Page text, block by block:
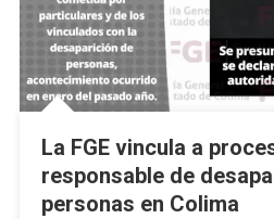
La FGE vincula a
responsable de
personas en Colima